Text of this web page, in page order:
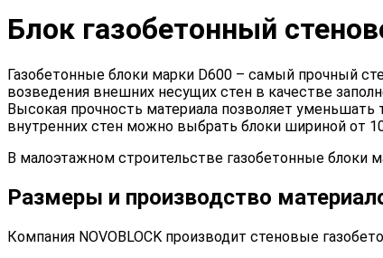
Блок газобетонный
Газобетонные блоки марки D600 – самый прочный
возведения внешних несущих стен в качестве
Высокая прочность материала позволяет
внутренних стен можно выбрать блоки шириной от
В малоэтажном строительстве газобетонные блоки
Размеры и производство
Компания NOVOBLOCK производит стеновые